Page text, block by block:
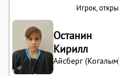
Игрок,
Останин
Кирилл
Айсберг